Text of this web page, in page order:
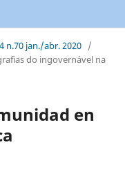
n.70 jan./abr. 2020 /
do ingovernável na
en